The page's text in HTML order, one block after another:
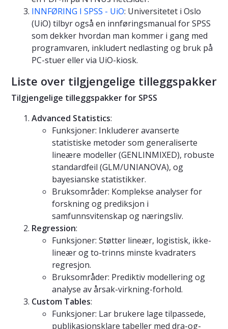
INNFØRING I SPSS - UiO: Universitetet i Oslo
(UiO) tilbyr også en innføringsmanual for SPSS
som dekker hvordan man kommer i gang med
programvaren, inkludert nedlasting og bruk på
PC-stuer eller via UiO-kiosk.
Liste over tilgjengelige tilleggspakker
Tilgjengelige tilleggspakker for SPSS
Advanced Statistics:
Funksjoner: Inkluderer avanserte
statistiske metoder som generaliserte
lineære modeller (GENLINMIXED), robuste
standardfeil (GLM/UNIANOVA), og
bayesianske statistikker.
Bruksområder: Komplekse analyser for
forskning og prediksjon i
samfunnsvitenskap og næringsliv.
Regression:
Funksjoner: Støtter lineær, logistisk, ikke-
lineær og to-trinns minste kvadraters
regresjon.
Bruksområder: Prediktiv modellering og
analyse av årsak-virkning-forhold.
Custom Tables:
Funksjoner: Lar brukere lage tilpassede,
publikasjonsklare tabeller med dra-og-